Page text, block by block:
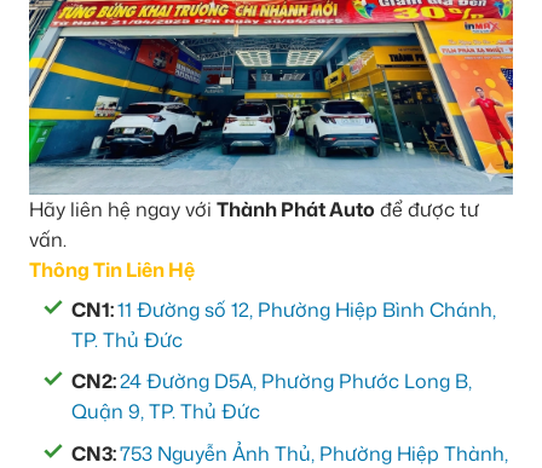
Hãy liên hệ ngay với Thành Phát Auto để được tư
vấn.
Thông Tin Liên Hệ
CN1:11 Đường số 12, Phường Hiệp Bình Chánh,
TP. Thủ Đức
CN2:24 Đường D5A, Phường Phước Long B,
Quận 9, TP. Thủ Đức
CN3:753 Nguyễn Ảnh Thủ, Phường Hiệp Thành,